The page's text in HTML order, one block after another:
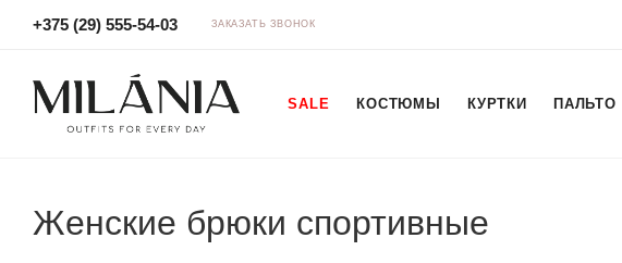
+375 (29) 555-54-03 ЗАКАЗАТЬ ЗВОНОК
SALE КОСТЮМЫ КУРТКИ ПАЛЬТО
Женские брюки спортивные